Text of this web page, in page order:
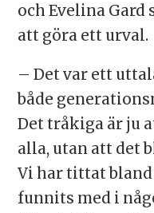
och Evelina
att göra ett urval.
– Det var ett
både
Det tråkiga är ju
alla, utan att det
Vi har tittat
funnits med i